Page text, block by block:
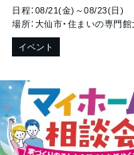
見学OK｜大仙市戸蒔
日程：08/21(金)～08/23(日)
場所：大仙市・住まいの専門館
イベント